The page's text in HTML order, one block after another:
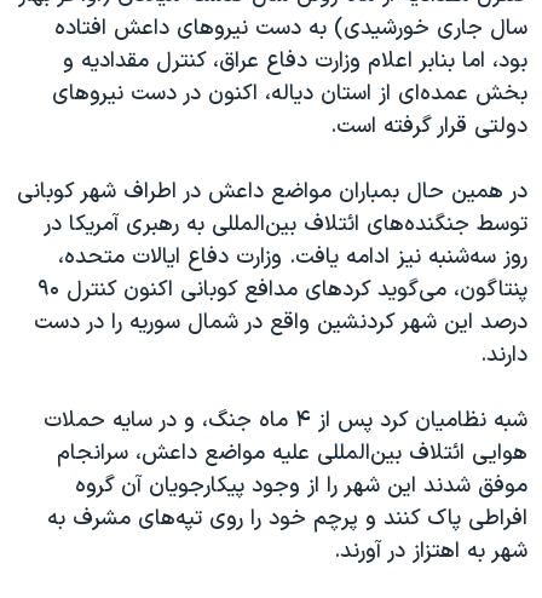
سفر پرزیدنت ترامپ به چین
سال جاری خورشیدی) به دست نیروهای داعش افتاده
بود، اما بنابر اعلام وزارت دفاع عراق، کنترل مقدادیه و
بخش عمده‌ای از استان دیاله، اکنون در دست نیروهای
دولتی قرار گرفته است.
در همین حال بمباران مواضع داعش در اطراف شهر کوبانی
توسط جنگنده‌های ائتلاف بین‌المللی به رهبری آمریکا در
روز سه‌شنبه نیز ادامه یافت. وزارت دفاع ایالات متحده،
پنتاگون، می‌گوید کردهای مدافع کوبانی اکنون کنترل ۹۰
درصد این شهر کردنشین واقع در شمال سوریه را در دست
دارند.
شبه نظامیان کرد پس از ۴ ماه جنگ، و در سایه حملات
هوایی ائتلاف بین‌المللی علیه مواضع داعش، سرانجام
موفق شدند این شهر را از وجود پیکارجویان آن گروه
افراطی پاک کنند و پرچم خود را روی تپه‌های مشرف به
شهر به اهتزاز در آورند.